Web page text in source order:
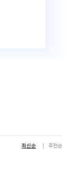
최신순 추천순